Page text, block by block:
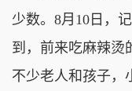
少数。8月10日，
到，前来吃麻辣烫
不少老人和孩子，